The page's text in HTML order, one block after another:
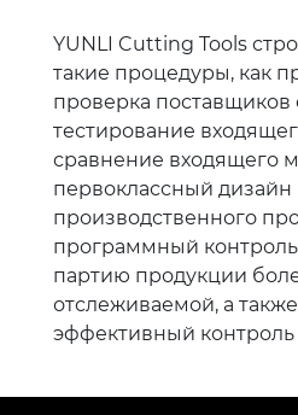
YUNLI Cutting Tools
такие процедуры, как
проверка поставщиков
тестирование
сравнение входящего
первоклассный дизайн
производственного
программный
партию продукции
отслеживаемой, а
эффективный контроль